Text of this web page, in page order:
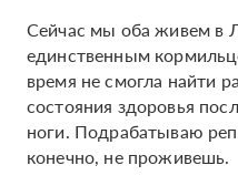
Сейчас мы оба живем в
единственным
время не смогла найти
состояния здоровья
ноги. Подрабатываю
конечно, не проживешь.